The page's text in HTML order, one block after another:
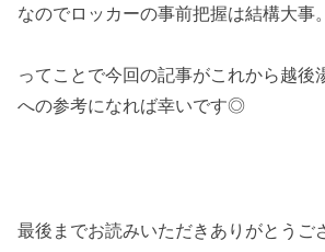
なのでロッカーの事前把握は結構大事。
ってことで今回の記事がこれから越後
への参考になれば幸いです◎
最後までお読みいただきありがとう